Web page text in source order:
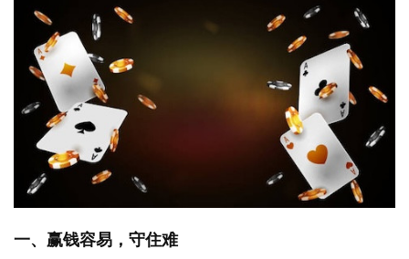
一、赢钱容易，守住难